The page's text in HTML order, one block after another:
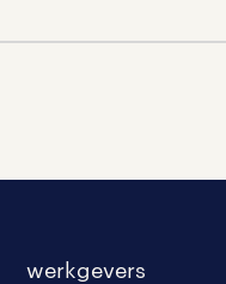
werkgevers